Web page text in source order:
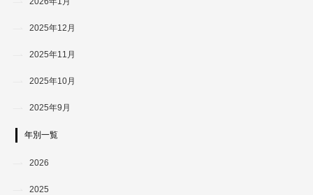
2025年12月
2025年11月
2025年10月
2025年9月
年別一覧
2026
2025